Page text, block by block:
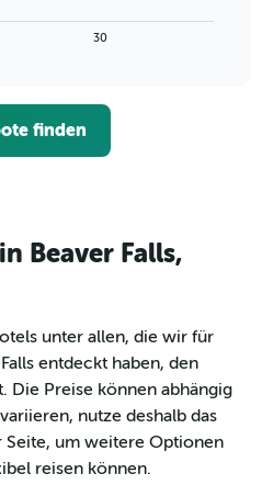
30
finden
Beaver Falls,
unter allen, die wir für
entdeckt haben, den
Die Preise können abhängig
nutze deshalb das
um weitere Optionen
reisen können.